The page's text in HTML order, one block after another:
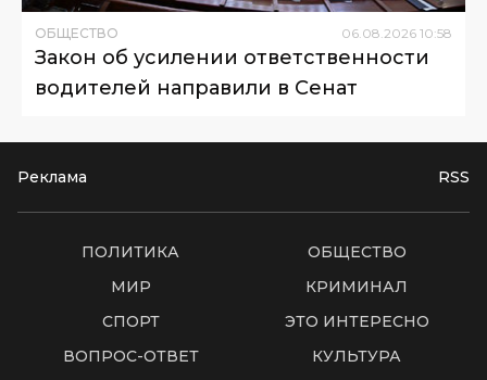
ОБЩЕСТВО 06 08 2026 10:58
Закон об усилении ответственности
водителей направили в Сенат
Реклама RSS
ПОЛИТИКА
ОБЩЕСТВО
МИР
КРИМИНАЛ
СПОРТ
ЭТО ИНТЕРЕСНО
ВОПРОС-ОТВЕТ
КУЛЬТУРА